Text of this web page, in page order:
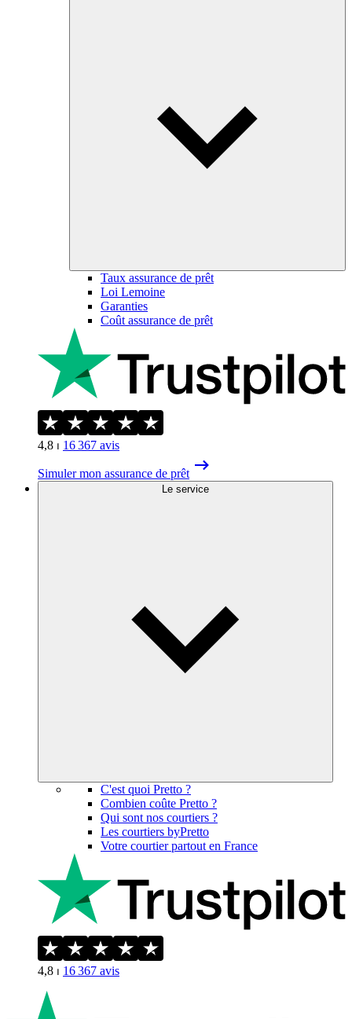
Taux assurance de prêt
Loi Lemoine
Garanties
Coût assurance de prêt
4,8 ⏐ 16 367 avis
Simuler mon assurance de prêt
Le service
C'est quoi Pretto ?
Combien coûte Pretto ?
Qui sont nos courtiers ?
Les courtiers byPretto
Votre courtier partout en France
4,8 ⏐ 16 367 avis